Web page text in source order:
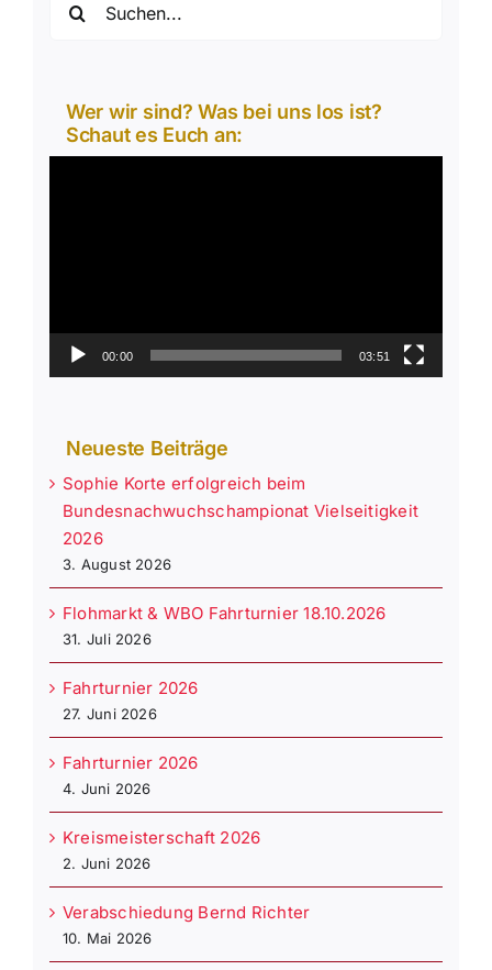
nach:
Wer wir sind? Was bei uns los ist?
Schaut es Euch an:
00:00 03:51
Neueste Beiträge
Sophie Korte erfolgreich beim
Bundesnachwuchschampionat Vielseitigkeit
2026
3. August 2026
Flohmarkt & WBO Fahrturnier 18.10.2026
31. Juli 2026
Fahrturnier 2026
27. Juni 2026
Fahrturnier 2026
4. Juni 2026
Kreismeisterschaft 2026
2. Juni 2026
Verabschiedung Bernd Richter
10. Mai 2026